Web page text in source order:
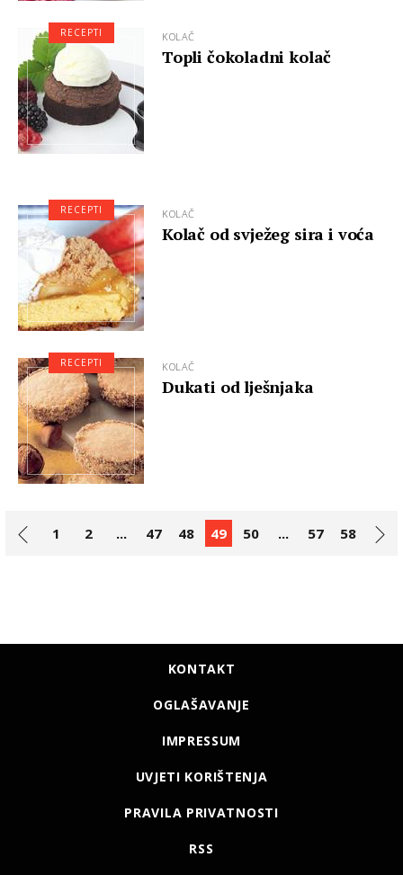
KOLAČ
Topli čokoladni kolač
RECEPTI
KOLAČ
Kolač od svježeg sira i voća
RECEPTI
KOLAČ
Dukati od lješnjaka
RECEPTI
1 2 ... 47 48 49 50 ... 57 58
KONTAKT
OGLAŠAVANJE
IMPRESSUM
UVJETI KORIŠTENJA
PRAVILA PRIVATNOSTI
RSS